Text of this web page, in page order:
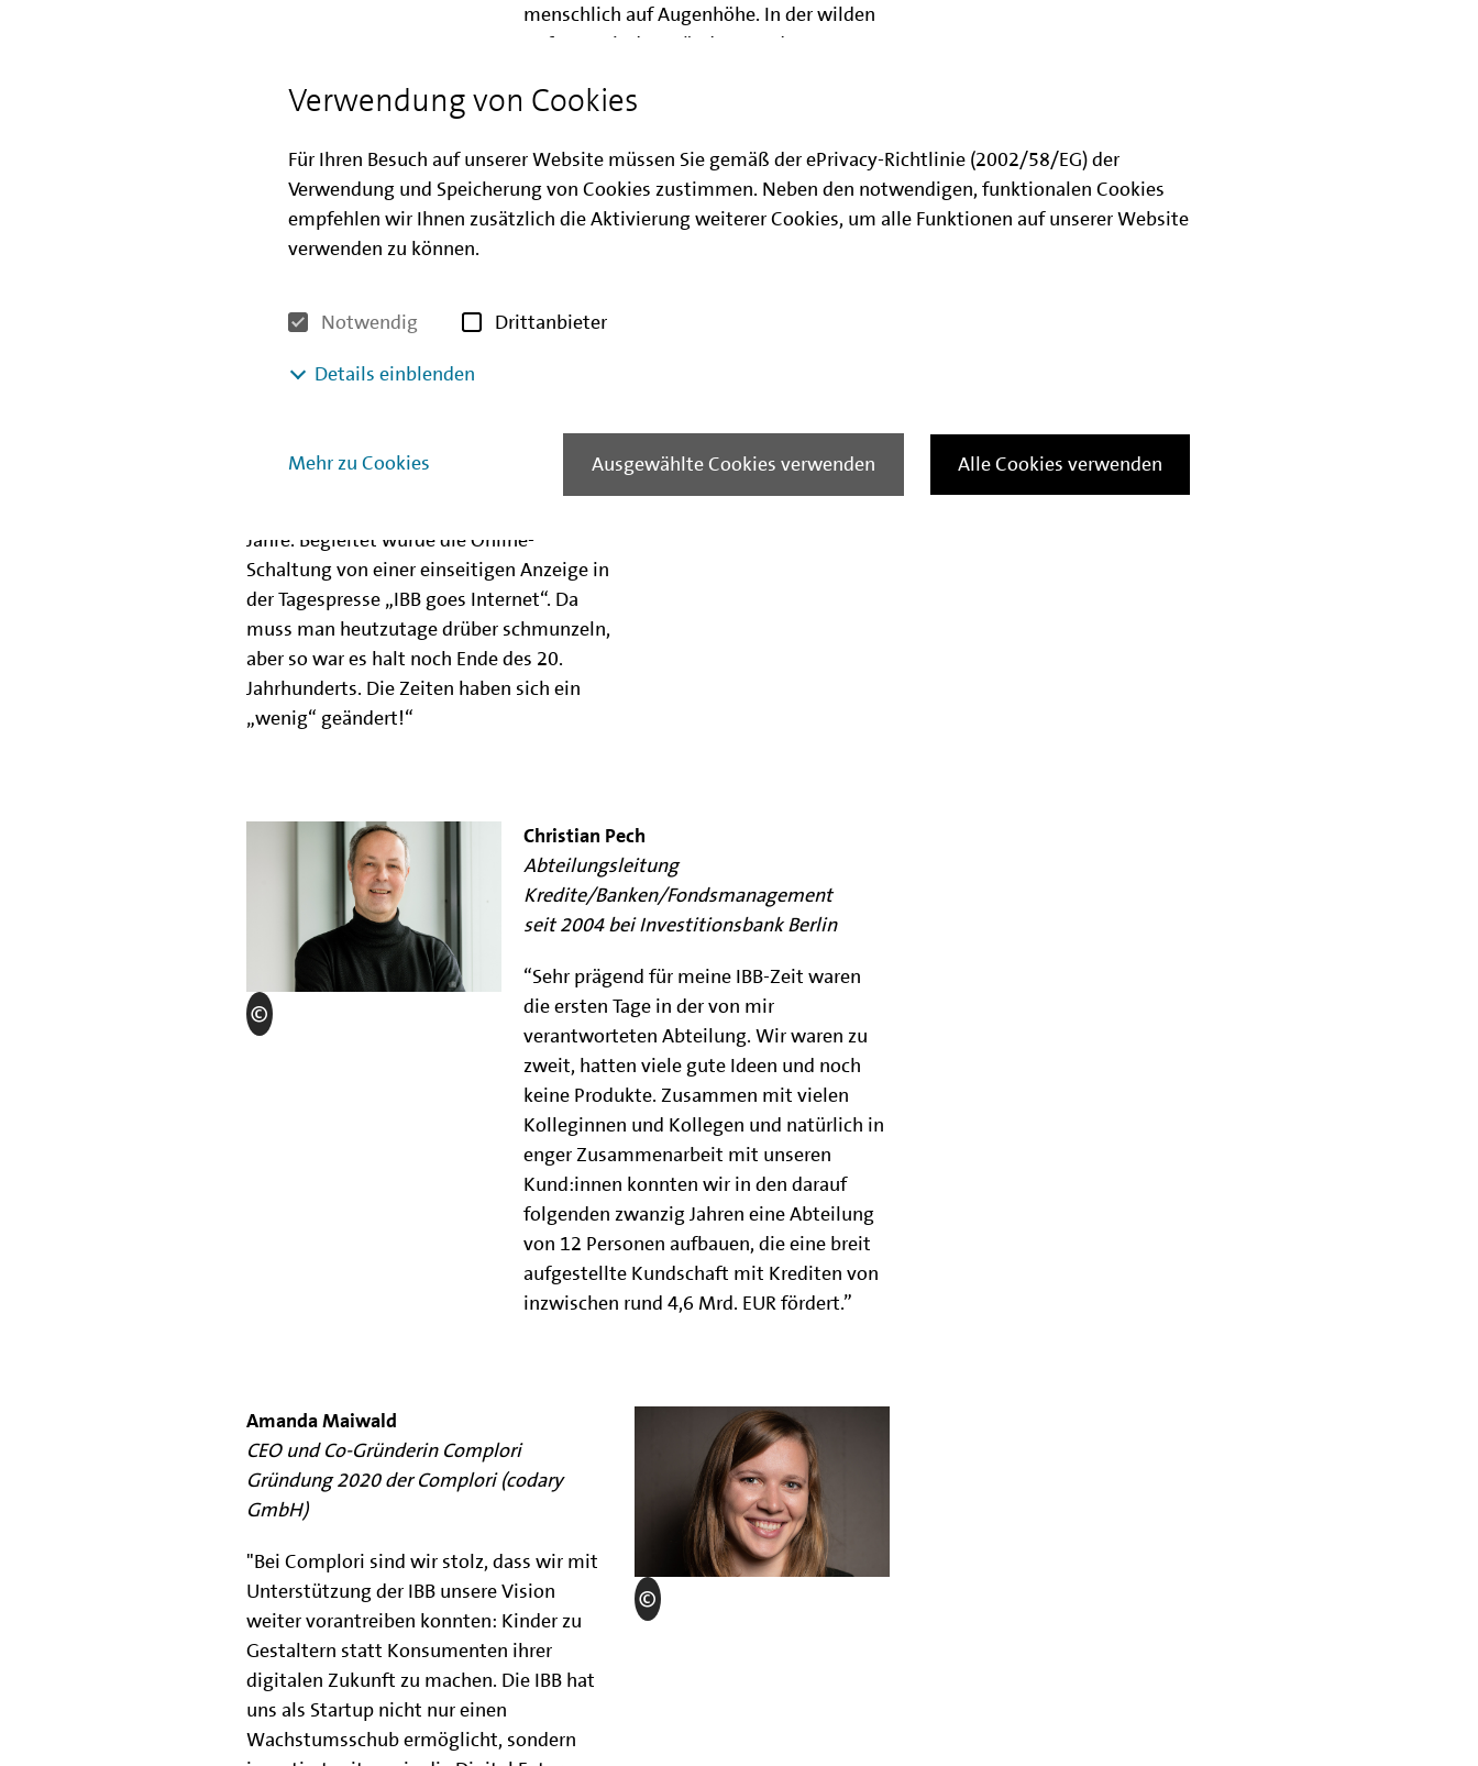
Verwendung von Cookies
Für Ihren Besuch auf unserer Website müssen Sie gemäß der ePrivacy-Richtlinie (2002/58/EG) der
Verwendung und Speicherung von Cookies zustimmen. Neben den notwendigen, funktionalen Cookies
empfehlen wir Ihnen zusätzlich die Aktivierung weiterer Cookies, um alle Funktionen auf unserer Website
verwenden zu können.
Notwendig
Drittanbieter
Details einblenden
Mehr zu Cookies Ausgewählte Cookies verwenden Alle Cookies verwenden
menschlich auf Augenhöhe. In der wilden
Anfangszeit der Gründung und von Corona
ermutigt und unterstützt. Wir finden es
Gründung immer wieder in Kontakt
stehen und gut beraten werden. Happy
100, liebe IBB!"
Rüdiger Kroll
ehemaliger Mitarbeiter Einkauf
"Spannend war die Erstellung des ersten (!)
Jahre. Begleitet wurde die Online-
Schaltung von einer einseitigen Anzeige in
der Tagespresse „IBB goes Internet“. Da
muss man heutzutage drüber schmunzeln,
aber so war es halt noch Ende des 20.
Jahrhunderts. Die Zeiten haben sich ein
„wenig“ geändert!“
Christian Pech
Abteilungsleitung
Kredite/Banken/Fondsmanagement
seit 2004 bei Investitionsbank Berlin
“Sehr prägend für meine IBB-Zeit waren
die ersten Tage in der von mir
verantworteten Abteilung. Wir waren zu
zweit, hatten viele gute Ideen und noch
keine Produkte. Zusammen mit vielen
Kolleginnen und Kollegen und natürlich in
enger Zusammenarbeit mit unseren
Kund:innen konnten wir in den darauf
folgenden zwanzig Jahren eine Abteilung
von 12 Personen aufbauen, die eine breit
aufgestellte Kundschaft mit Krediten von
inzwischen rund 4,6 Mrd. EUR fördert.”
Amanda Maiwald
CEO und Co-Gründerin Complori
Gründung 2020 der Complori (codary
GmbH)
"Bei Complori sind wir stolz, dass wir mit
Unterstützung der IBB unsere Vision
weiter vorantreiben konnten: Kinder zu
Gestaltern statt Konsumenten ihrer
digitalen Zukunft zu machen. Die IBB hat
uns als Startup nicht nur einen
Wachstumsschub ermöglicht, sondern